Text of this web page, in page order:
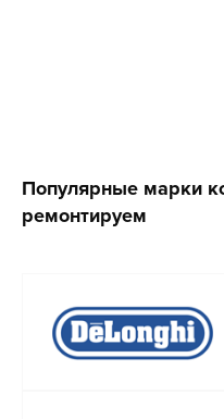
Популярные марки
ремонтируем